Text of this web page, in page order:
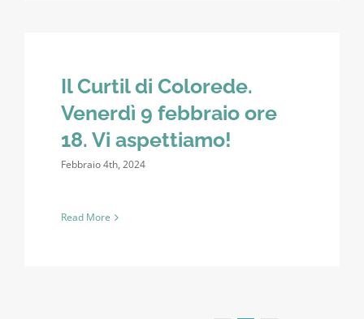
Il Curtil di Colorede.
Venerdì 9 febbraio ore
18. Vi aspettiamo!
Febbraio 4th, 2024
Read More